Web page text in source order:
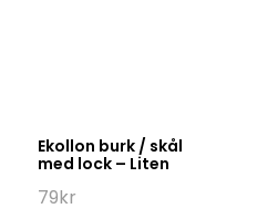
Ekollon burk / skål
med lock – Liten
79kr